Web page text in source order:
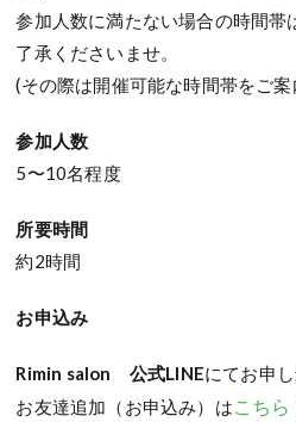
参加人数に満たない場合の時間帯
了承くださいませ。
(その際は開催可能な時間帯をご
参加人数
5〜10名程度
所要時間
約2時間
お申込み
Rimin salon 公式LINEにてお申
お友達追加（お申込み）は こちら